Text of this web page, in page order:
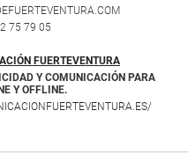
75 79 05
FUERTEVENTURA
Y COMUNICACIÓN PARA
Y OFFLINE.